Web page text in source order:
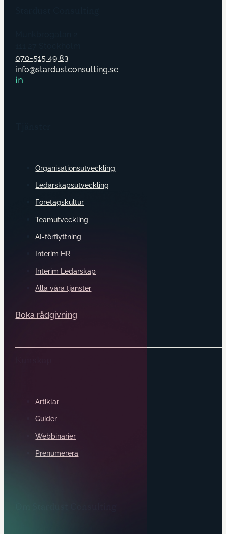
070-515 49 83
info@stardustconsulting.se
Organisationsutveckling
Ledarskapsutveckling
Företagskultur
Teamutveckling
AI-förflyttning
Interim HR
Interim Ledarskap
Alla våra tjänster
Boka rådgivning
Artiklar
Guider
Webbinarier
Prenumerera